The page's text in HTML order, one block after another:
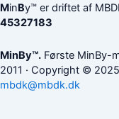
MinBy™ er driftet af
45327183
MinBy™. Første MinBy-
2011 · Copyright ©
mbdk@mbdk.dk